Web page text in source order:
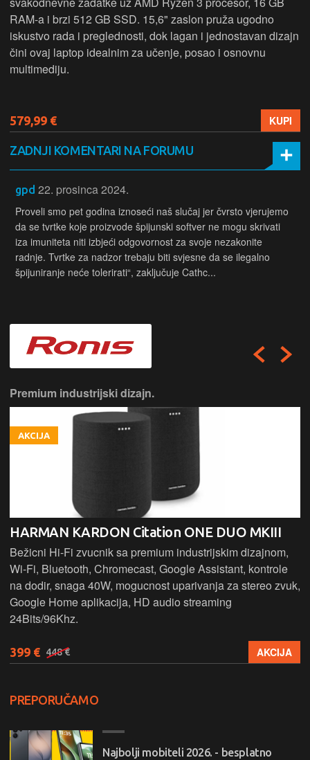
RAM-a i brzi 512 GB SSD. 15,6" zaslon pruža ugodno
iskustvo rada i preglednosti, dok lagan i jednostavan dizajn
čini ovaj laptop idealnim za učenje, posao i osnovnu
multimediju.
579,99 € KUPI
ZADNJI KOMENTARI NA FORUMU
gpd 22. prosinca 2024.
Proveli smo pet godina iznoseći naš slučaj jer čvrsto vjerujemo
da se tvrtke koje proizvode špijunski softver ne mogu skrivati
iza imuniteta niti izbjeći odgovornost za svoje nezakonite
radnje. Tvrtke za nadzor trebaju biti svjesne da se ilegalno
špijuniranje neće tolerirati“, zaključuje Cathc...
Premium industrijski dizajn.
AKCIJA
HARMAN KARDON Citation ONE DUO MKIII
Bežicni Hi-Fi zvucnik sa premium industrijskim dizajnom,
Wi-Fi, Bluetooth, Chromecast, Google Assistant, kontrole
na dodir, snaga 40W, mogucnost uparivanja za stereo zvuk,
Google Home aplikacija, HD audio streaming
24Bits/96Khz.
399 € 448 € AKCIJA
PREPORUČAMO
Najbolji mobiteli 2026. - besplatno